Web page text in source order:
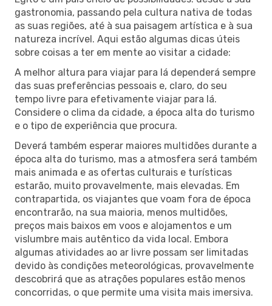
gastronomia, passando pela cultura nativa de todas
as suas regiões, até à sua paisagem artística e à sua
natureza incrível. Aqui estão algumas dicas úteis
sobre coisas a ter em mente ao visitar a cidade:
A melhor altura para viajar para lá dependerá sempre
das suas preferências pessoais e, claro, do seu
tempo livre para efetivamente viajar para lá.
Considere o clima da cidade, a época alta do turismo
e o tipo de experiência que procura.
Deverá também esperar maiores multidões durante a
época alta do turismo, mas a atmosfera será também
mais animada e as ofertas culturais e turísticas
estarão, muito provavelmente, mais elevadas. Em
contrapartida, os viajantes que voam fora de época
encontrarão, na sua maioria, menos multidões,
preços mais baixos em voos e alojamentos e um
vislumbre mais autêntico da vida local. Embora
algumas atividades ao ar livre possam ser limitadas
devido às condições meteorológicas, provavelmente
descobrirá que as atrações populares estão menos
concorridas, o que permite uma visita mais imersiva.